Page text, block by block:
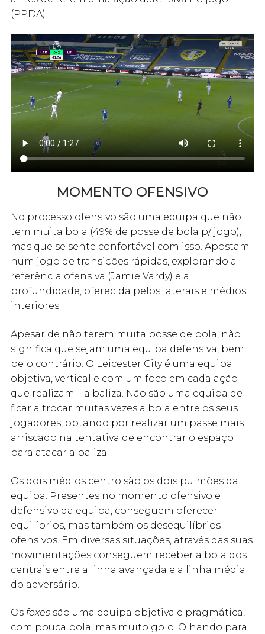
(PPDA).
MOMENTO OFENSIVO
No processo ofensivo são uma equipa que não
tem muita bola (49% de posse de bola p/ jogo),
mas que se sente confortável com isso. Apostam
num jogo de transições rápidas, explorando a
referência ofensiva (Jamie Vardy) e a
profundidade, oferecida pelos laterais e médios
interiores.
Apesar de não terem muita posse de bola, não
significa que sejam uma equipa defensiva, bem
pelo contrário. O Leicester City é uma equipa
objetiva, vertical e com um foco em cada ação
que realizam – a baliza. Não são uma equipa de
ficar a trocar muitas vezes a bola entre os seus
jogadores, optando por realizar um passe mais
arriscado na tentativa de encontrar o espaço
para atacar a baliza.
Os dois médios centro são os dois pulmões da
equipa. Presentes no momento ofensivo e
defensivo da equipa, conseguem oferecer
equilíbrios, mas também os desequilíbrios
ofensivos. Em diversas situações, através das suas
movimentações conseguem receber a bola dos
centrais entre a linha avançada e a linha média
do adversário.
Os foxes são uma equipa objetiva e pragmática,
com pouca bola, mas muito golo. Olhando para